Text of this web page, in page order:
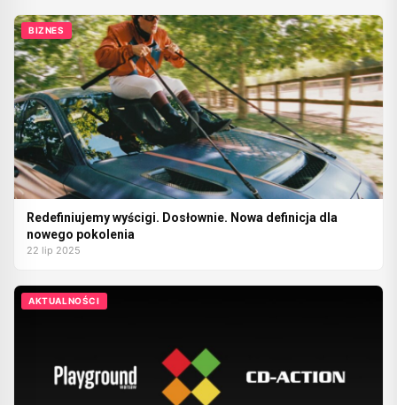
BIZNES
Redefiniujemy wyścigi. Dosłownie. Nowa definicja dla
nowego pokolenia
22 lip 2025
AKTUALNOŚCI